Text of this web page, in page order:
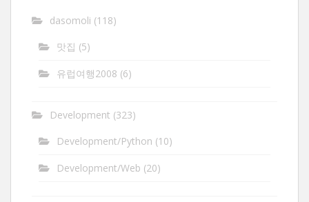
dasomoli (118)
맛집 (5)
유럽여행2008 (6)
Development (323)
Development/Python (10)
Development/Web (20)